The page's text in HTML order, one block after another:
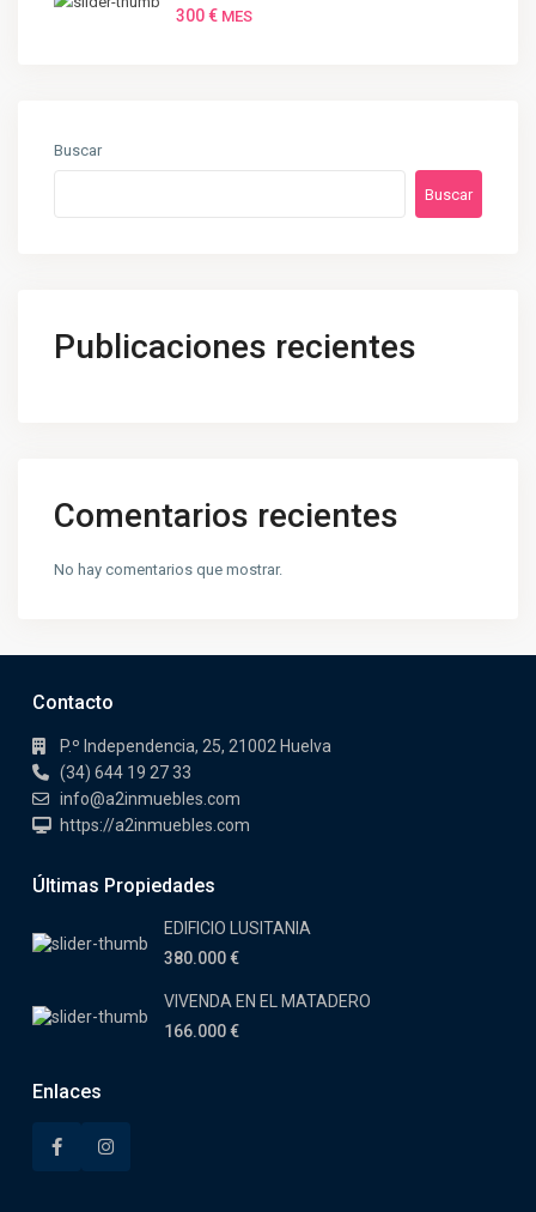
300 € MES
Buscar
Buscar
Publicaciones recientes
Comentarios recientes
No hay comentarios que mostrar.
Contacto
P.º Independencia, 25, 21002 Huelva
(34) 644 19 27 33
info@a2inmuebles.com
https://a2inmuebles.com
Últimas Propiedades
EDIFICIO LUSITANIA
380.000 €
VIVENDA EN EL MATADERO
166.000 €
Enlaces